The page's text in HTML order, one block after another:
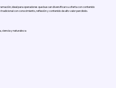
ideal para operadores que buscan diversificar su oferta con contenido
con conocimiento, reflexión y contenido de alto valor percibido.
ciencia y naturaleza